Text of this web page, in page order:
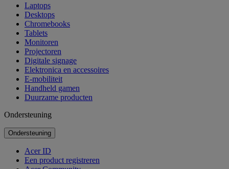
Laptops
Desktops
Chromebooks
Tablets
Monitoren
Projectoren
Digitale signage
Elektronica en accessoires
E-mobiliteit
Handheld gamen
Duurzame producten
Ondersteuning
Ondersteuning
Acer ID
Een product registreren